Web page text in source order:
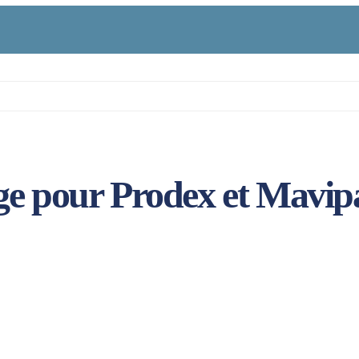
pour Prodex et